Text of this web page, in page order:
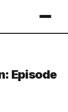
Episode